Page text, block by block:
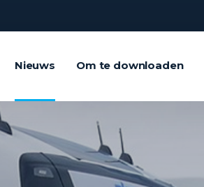
Nieuws Om te downloaden